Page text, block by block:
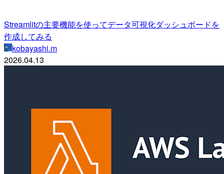
Streamlitの主要機能を使ってデータ可視化ダッシュボードを
作成してみる
kobayashi.m
2026.04.13